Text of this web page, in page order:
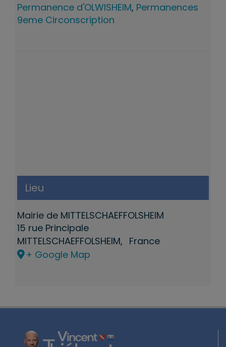
Permanence d'OLWISHEIM, Permanences
9eme Circonscription
Lieu
Mairie de MITTELSCHAEFFOLSHEIM
15 rue Principale
MITTELSCHAEFFOLSHEIM, France
+ Google Map